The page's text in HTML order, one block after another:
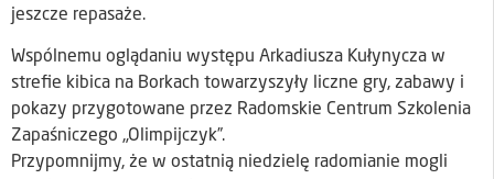
jeszcze repasaże.
Wspólnemu oglądaniu występu Arkadiusza Kułynycza w
strefie kibica na Borkach towarzyszyły liczne gry, zabawy i
pokazy przygotowane przez Radomskie Centrum Szkolenia
Zapaśniczego „Olimpijczyk”.
Przypomnijmy, że w ostatnią niedzielę radomianie mogli